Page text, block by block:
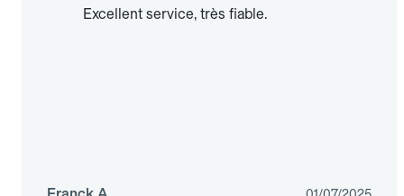
Excellent service, très fiable.